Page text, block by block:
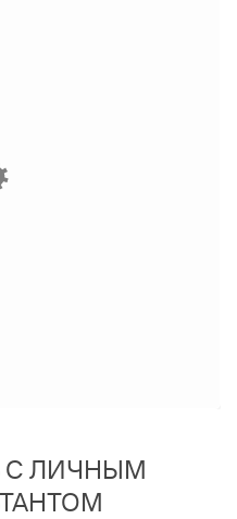
С ЛИЧНЫМ